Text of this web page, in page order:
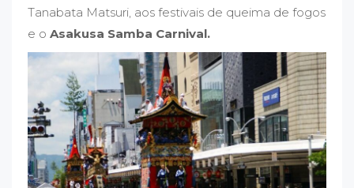
Tanabata Matsuri, aos festivais de queima de fogos
e o Asakusa Samba Carnival.